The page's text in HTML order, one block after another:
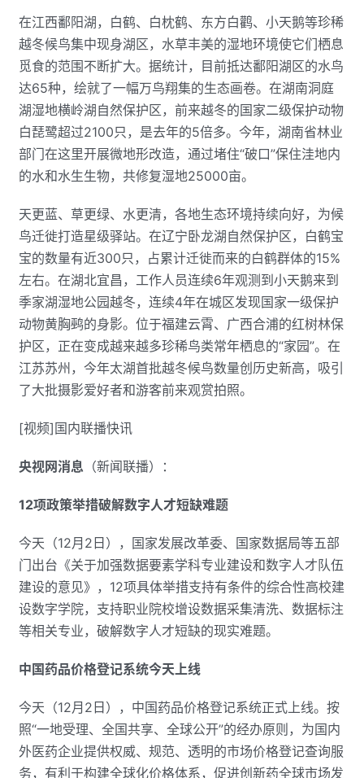
在江西鄱阳湖，白鹤、白枕鹤、东方白鹳、小天鹅等珍稀
越冬候鸟集中现身湖区，水草丰美的湿地环境使它们栖息
觅食的范围不断扩大。据统计，目前抵达鄱阳湖区的水鸟
达65种，绘就了一幅万鸟翔集的生态画卷。在湖南洞庭
湖湿地横岭湖自然保护区，前来越冬的国家二级保护动物
白琵鹭超过2100只，是去年的5倍多。今年，湖南省林业
部门在这里开展微地形改造，通过堵住“破口”保住洼地内
的水和水生生物，共修复湿地25000亩。
天更蓝、草更绿、水更清，各地生态环境持续向好，为候
鸟迁徙打造星级驿站。在辽宁卧龙湖自然保护区，白鹤宝
宝的数量有近300只，占累计迁徙而来的白鹤群体的15%
左右。在湖北宜昌，工作人员连续6年观测到小天鹅来到
季家湖湿地公园越冬，连续4年在城区发现国家一级保护
动物黄胸鹀的身影。位于福建云霄、广西合浦的红树林保
护区，正在变成越来越多珍稀鸟类常年栖息的“家园”。在
江苏苏州，今年太湖首批越冬候鸟数量创历史新高，吸引
了大批摄影爱好者和游客前来观赏拍照。
[视频]国内联播快讯
央视网消息 （新闻联播）：
12项政策举措破解数字人才短缺难题
今天（12月2日），国家发展改革委、国家数据局等五部
门出台《关于加强数据要素学科专业建设和数字人才队伍
建设的意见》，12项具体举措支持有条件的综合性高校建
设数字学院，支持职业院校增设数据采集清洗、数据标注
等相关专业，破解数字人才短缺的现实难题。
中国药品价格登记系统今天上线
今天（12月2日），中国药品价格登记系统正式上线。按
照“一地受理、全国共享、全球公开”的经办原则，为国内
外医药企业提供权威、规范、透明的市场价格登记查询服
务，有利于构建全球化价格体系，促进创新药全球市场发